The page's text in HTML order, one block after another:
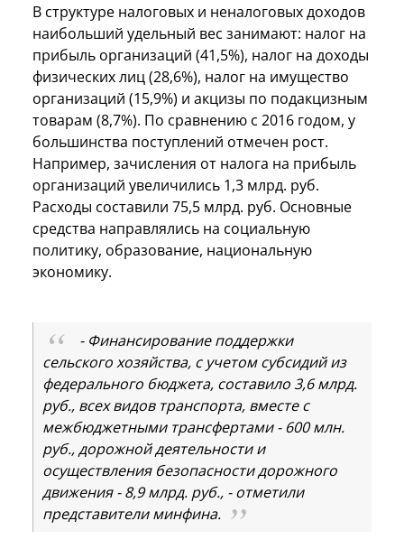
В структуре налоговых и неналоговых доходов
наибольший удельный вес занимают: налог на
прибыль организаций (41,5%), налог на доходы
физических лиц (28,6%), налог на имущество
организаций (15,9%) и акцизы по подакцизным
товарам (8,7%). По сравнению с 2016 годом, у
большинства поступлений отмечен рост.
Например, зачисления от налога на прибыль
организаций увеличились 1,3 млрд. руб.
Расходы составили 75,5 млрд. руб. Основные
средства направлялись на социальную
политику, образование, национальную
экономику.
- Финансирование поддержки
сельского хозяйства, с учетом субсидий из
федерального бюджета, составило 3,6 млрд.
руб., всех видов транспорта, вместе с
межбюджетными трансфертами - 600 млн.
руб., дорожной деятельности и
осуществления безопасности дорожного
движения - 8,9 млрд. руб., - отметили
представители минфина.